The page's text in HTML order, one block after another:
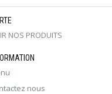
NOS PRODUITS
nous